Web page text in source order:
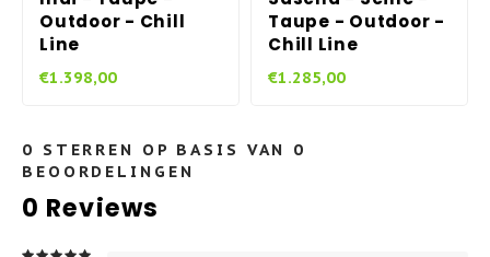
Outdoor - Chill
Line
€1.398,00
Taupe - Outdoor -
Chill Line
€1.285,00
0 STERREN OP BASIS VAN 0
BEOORDELINGEN
0 Reviews